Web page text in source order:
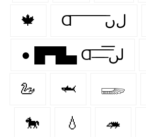
🍁 Ɑ͞ ͞ ͞ ͞ ͞ ͞ ͞ ͞ لﮞ
● █▀█▄ Ɑ͞ ̶͞ ̶͞ ̶͞ لں͞
🦢 🦈 𓆃
🐎 💧 🦔